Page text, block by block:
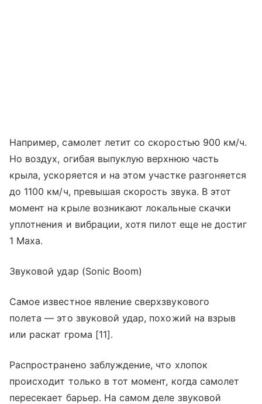
Например, самолет летит со скоростью 900 км/ч.
Но воздух, огибая выпуклую верхнюю часть
крыла, ускоряется и на этом участке разгоняется
до 1100 км/ч, превышая скорость звука. В этот
момент на крыле возникают локальные скачки
уплотнения и вибрации, хотя пилот еще не достиг
1 Маха.
Звуковой удар (Sonic Boom)
Самое известное явление сверхзвукового
полета — это звуковой удар, похожий на взрыв
или раскат грома [11].
Распространено заблуждение, что хлопок
происходит только в тот момент, когда самолет
пересекает барьер. На самом деле звуковой